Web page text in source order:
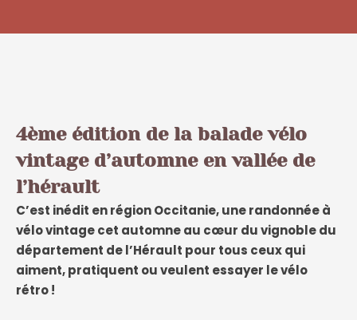
4ème édition de la balade vélo
vintage d’automne en vallée de
l’hérault
C’est inédit en région Occitanie, une randonnée à
vélo vintage cet automne au cœur du vignoble du
département de l’Hérault pour tous ceux qui
aiment, pratiquent ou veulent essayer le vélo
rétro !